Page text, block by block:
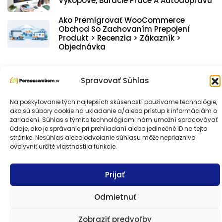
Spravovať Súhlas
Na poskytovanie tých najlepších skúseností používame technológie,
ako sú súbory cookie na ukladanie a/alebo prístup k informáciám o
zariadení. Súhlas s týmito technológiami nám umožní spracovávať
údaje, ako je správanie pri prehliadaní alebo jedinečné ID na tejto
stránke. Nesúhlas alebo odvolanie súhlasu môže nepriaznivo
ovplyvniť určité vlastnosti a funkcie.
Prijať
Odmietnuť
Zobraziť predvoľby
Ako Premigrovať WooCommerce
Obchod So Zachovaním Prepojení
Produkt > Recenzia > Zákazník >
Objednávka
Zdieľať:
F
a
c
e
b
o
o
M
a
st
o
d
o
n
E
m
ai
l
X T
el
e
gr
a
m
M
e
s
s
a
g
e
Li
n
k
e
n
e
s
s
n
g
in
t
K
O
ut
lo
o
k.
c
Pi
nt
er
e
st
W
h
a
ts
A
p
G
m
ai
l
S
h
ar
e